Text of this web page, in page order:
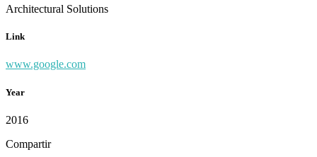
Architectural Solutions
Link
www.google.com
Year
2016
Compartir